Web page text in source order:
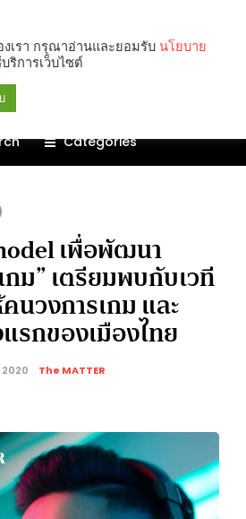
Categories
เพื่อพัฒนา
ม” เตรียมพบกับเวที
นวงการเกม และ
รกของเมืองไทย
The MATTER
งเรา กรุณาอ่านและยอมรับ นโยบาย
ริการเว็บไซต์